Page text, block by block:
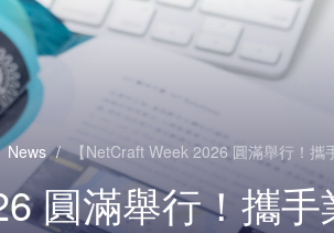
News / 【NetCraft Week 2026 圓滿舉行！攜
圓滿舉行！攜